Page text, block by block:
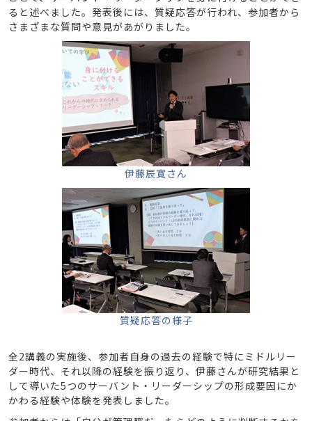
ると述べました。発表後には、質疑応答が行われ、参加者から
さまざまな質問や意見があがりました。
伊藤辰寛さん
質疑応答の様子
全2講義の実施後、参加者自身の過去の経験で特にミドルリー
ダー時代、それ以降の経験を振り返り、伊藤さんが研究結果と
して導いた5つのサーバント・リーダーシップの形成要因にか
かわる経験や体験を発表しました。